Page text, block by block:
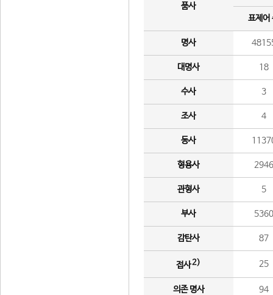
품사
표제어
명사
대명사 18
수사 3
조사 4
동사
형용사 2946
관형사 5
부사 5360
감탄사 87
접사2) 25
의존 명사 94